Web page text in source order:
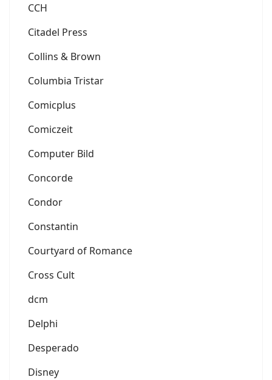
CCH
Citadel Press
Collins & Brown
Columbia Tristar
Comicplus
Comiczeit
Computer Bild
Concorde
Condor
Constantin
Courtyard of Romance
Cross Cult
dcm
Delphi
Desperado
Disney